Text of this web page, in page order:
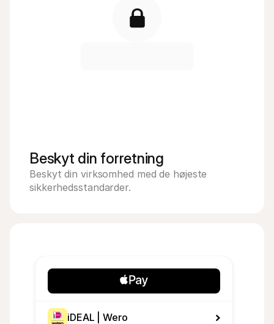
Beskyt din forretning
Beskyt din virksomhed med de højeste
sikkerhedsstandarder.
iDEAL | Wero